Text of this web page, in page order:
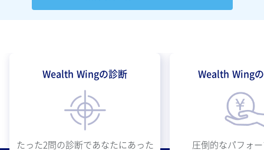
Wealth Wingの診断
たった2問の診断であなたにあった
Wealth Wing
圧倒的なパフォ